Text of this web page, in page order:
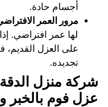
أجسام حادة.
مرور العمر
على العزل القديم،
تجديده.
شركة منزل
عزل فوم بالخبر